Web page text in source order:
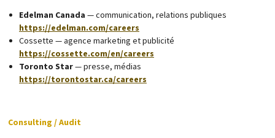
Edelman Canada — communication, relations publiques
https://edelman.com/careers
Cossette — agence marketing et publicité
https://cossette.com/en/careers
Toronto Star— presse, médias
https://torontostar.ca/careers
Consulting / Audit